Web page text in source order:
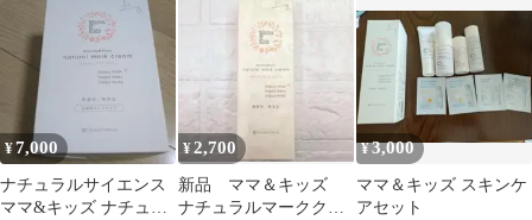
イト
¥7,000
ナチュラルサイエンス
ママ&キッズ ナチュラ
¥2,700
新品 ママ＆キッズ
ナチュラルマーククリ
¥3,000
ママ＆キッズ スキンケ
アセット